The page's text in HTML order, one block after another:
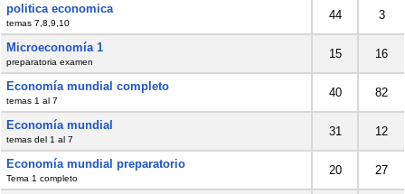
politica economica
temas 7,8,9,10
44 3
Microeconomía 1
preparatoria examen
15 16
Economía mundial completo
temas 1 al 7
40 82
Economía mundial
temas del 1 al 7
31 12
Economía mundial preparatorio
Tema 1 completo
20 27